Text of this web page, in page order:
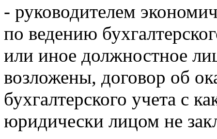
- руководителем
по ведению
или иное должностное
возложены, договор об
бухгалтерского учета с
юридически лицом не